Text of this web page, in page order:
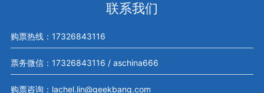
联系我们
购票热线：17326843116
票务微信：17326843116 / aschina666
购票咨询：lachel.lin@geekbang.com